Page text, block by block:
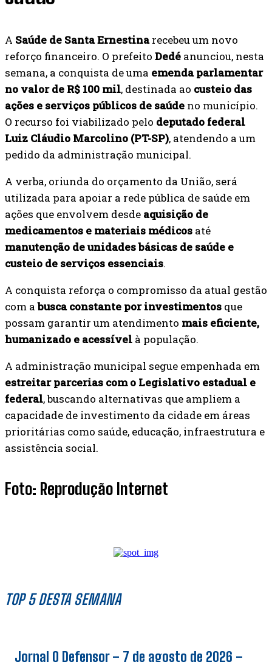
TOP 5 DESTA SEMANA
Jornal O Defensor – 7 de agosto de 2026 –
A Saúde de Santa Ernestinarecebeu um novo
reforço financeiro. O prefeito Dedé anunciou, nesta
semana, a conquista de uma emenda parlamentar
no valor de R$ 100 mil, destinada ao custeio das
ações e serviços públicos de saúde no município.
O recurso foi viabilizado pelo deputado federal
Luiz Cláudio Marcolino (PT-SP), atendendo a um
pedido da administração municipal.
A verba, oriunda do orçamento da União, será
utilizada para apoiar a rede pública de saúde em
ações que envolvem desde aquisição de
medicamentos e materiais médicos até
manutenção de unidades básicas de saúde e
custeio de serviços essenciais.
A conquista reforça o compromisso da atual gestão
com abusca constante por investimentos que
possam garantir um atendimento mais eficiente,
humanizado e acessível à população.
A administração municipal segue empenhada em
estreitar parcerias com o Legislativo estadual e
federal, buscando alternativas que ampliem a
capacidade de investimento da cidade em áreas
prioritárias como saúde, educação, infraestrutura e
assistência social.
Foto: Reprodução Internet